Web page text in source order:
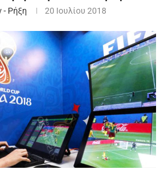
- Ρήξη 20 Ιουλίου 2018